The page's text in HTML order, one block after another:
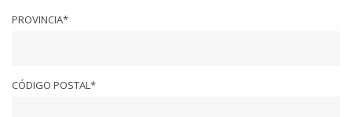
PROVINCIA*
CÓDIGO POSTAL*